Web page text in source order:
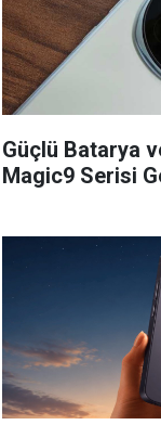
Güçlü Batarya
Magic9 Serisi